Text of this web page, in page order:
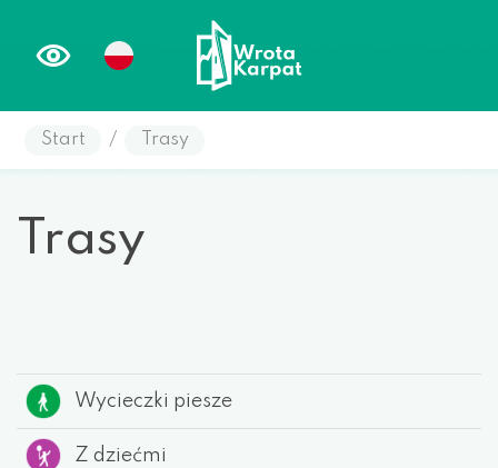
Start / Trasy
Trasy
Wycieczki piesze
Z dziećmi